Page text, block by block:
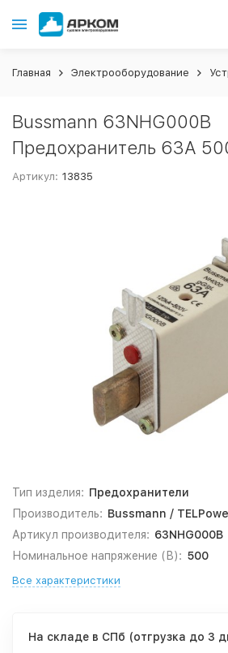
Главная Электрооборудование
Bussmann 63NHG000B
Предохранитель 63A
Артикул: 13835
Тип изделия: Предохранители
Производитель: Bussmann /
Артикул производителя: 63NHG000B
Номинальное напряжение (В): 500
Все характеристики
На складе в СПб (отгрузка до 3